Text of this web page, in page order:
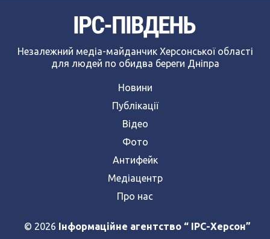
Незалежний медіа-майданчик Херсонської області
для людей по обидва береги Дніпра
Новини
Публікації
Відео
Фото
Антифейк
Медіацентр
Про нас
© 2026 Інформаційне агентство “ IPC-Херсон”